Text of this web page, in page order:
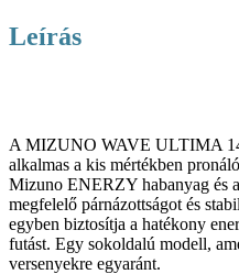
Leírás
A MIZUNO WAVE ULTIMA
alkalmas a kis mértékben
Mizuno ENERZY habanyag és
megfelelő párnázottságot és
egyben biztosítja a hatékony
futást. Egy sokoldalú modell,
versenyekre egyaránt.